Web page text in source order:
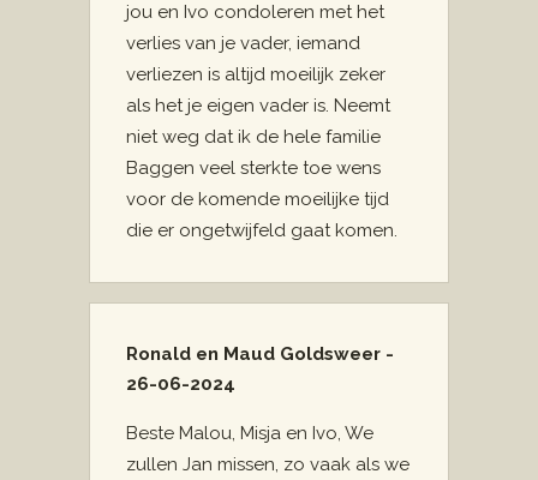
jou en Ivo condoleren met het
verlies van je vader, iemand
verliezen is altijd moeilijk zeker
als het je eigen vader is. Neemt
niet weg dat ik de hele familie
Baggen veel sterkte toe wens
voor de komende moeilijke tijd
die er ongetwijfeld gaat komen.
Ronald en Maud Goldsweer -
26-06-2024
Beste Malou, Misja en Ivo, We
zullen Jan missen, zo vaak als we